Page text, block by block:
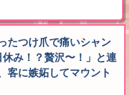
たつけ爪で痛いシャン
み！？贅沢〜！」と連
客に嫉妬してマウント